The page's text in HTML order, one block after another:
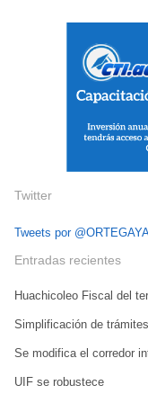
Twitter
Tweets por
Entradas recientes
Huachicoleo Fiscal del
Simplificación de
Se modifica el corredor
UIF se robustece